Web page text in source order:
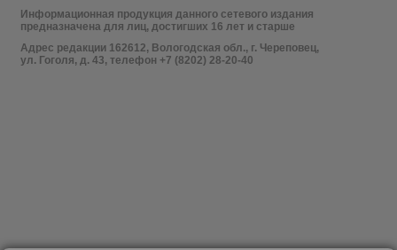
Информационная продукция данного сетевого издания
предназначена для лиц, достигших 16 лет и старше
Адрес редакции 162612, Вологодская обл., г. Череповец,
ул. Гоголя, д. 43, телефон +7 (8202) 28-20-40